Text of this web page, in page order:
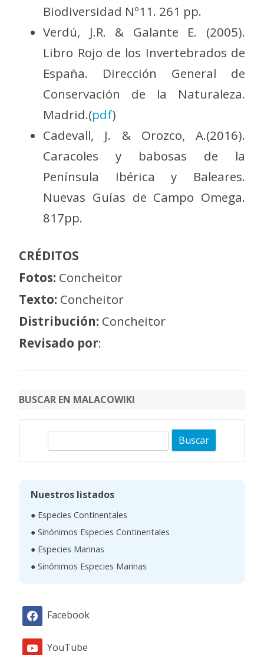
Biodiversidad Nº11. 261 pp.
Verdú, J.R. & Galante E. (2005).
Libro Rojo de los Invertebrados de
España. Dirección General de
Conservación de la Naturaleza.
Madrid.(pdf)
Cadevall, J. & Orozco, A.(2016).
Caracoles y babosas de la
Península Ibérica y Baleares.
Nuevas Guías de Campo Omega.
817pp.
CRÉDITOS
Fotos: Concheitor
Texto: Concheitor
Distribución: Concheitor
Revisado por:
BUSCAR EN MALACOWIKI
Nuestros listados
● Especies Continentales
● Sinónimos Especies Continentales
● Especies Marinas
● Sinónimos Especies Marinas
Facebook
YouTube